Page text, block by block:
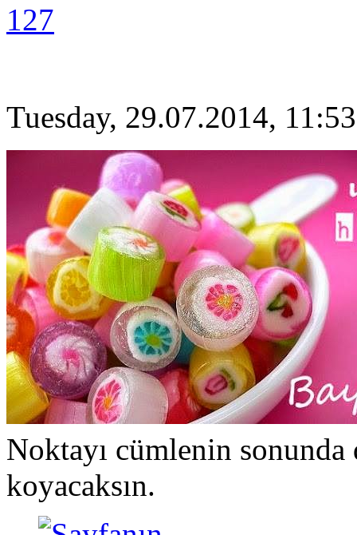
127
Tuesday, 29.07.2014, 11:53
Noktayı cümlenin
koyacaksın.